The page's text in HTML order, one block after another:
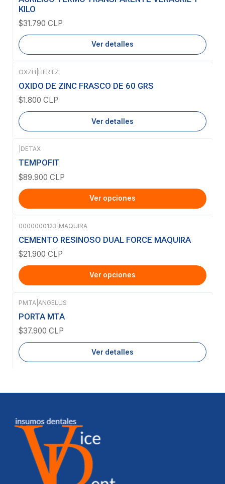
KILO
$31.790 CLP
Ver detalles
Agotado
OXZH HERTZ
OXIDO DE ZINC FRASCO DE 60 GRS
$1.800 CLP
Ver detalles
DETAX
TEMPOFIT
$89.900 CLP
Ver opciones
0000000123 MAQUIRA
CEMENTO RESINOSO DUAL FORCE MAQUIRA
$21.900 CLP
Ver opciones
Agotado
PMTA ANGELUS
PORTA MTA
$37.900 CLP
Ver detalles